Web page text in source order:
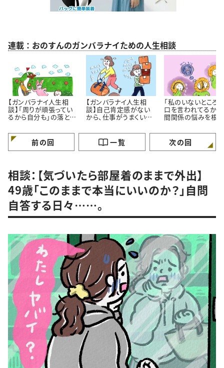
連載：おのすんのガンバラナイための人生相談
【ガンバラナイ人生相
談】「周りが頑張ってい
るから自分も」の落とし
けていますか？
【ガンバラナイ人生相
談】自己肯定感がない
から、仕事がうまくいき
「私のいないところ
口を言われてるかも
間関係の悩みを根っ
ガンバラナイ人生相
前の回 一覧 次の回
相談：【気づいたら部屋着のままで外出】
49歳「このままで本当にいいのか？」自問
自答する日々……。